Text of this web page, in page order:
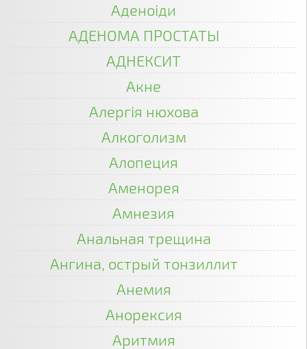
Аденоіди
АДЕНОМА ПРОСТАТЫ
АДНЕКСИТ
Акне
Алергія нюхова
Алкоголизм
Алопеция
Аменорея
Амнезия
Анальная трещина
Ангина, острый тонзиллит
Анемия
Анорексия
Аритмия